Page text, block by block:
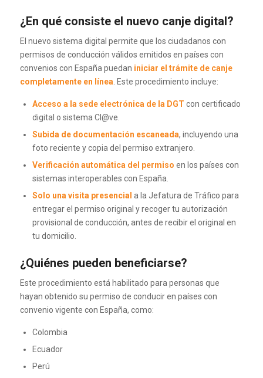
¿En qué consiste el nuevo canje digital?
El nuevo sistema digital permite que los ciudadanos con
permisos de conducción válidos emitidos en países con
convenios con España puedan iniciar el trámite de canje
completamente en línea. Este procedimiento incluye:
Acceso a la sede electrónica de la DGT con certificado
digital o sistema Cl@ve.
Subida de documentación escaneada, incluyendo una
foto reciente y copia del permiso extranjero.
Verificación automática del permiso en los países con
sistemas interoperables con España.
Solo una visita presencial a la Jefatura de Tráfico para
entregar el permiso original y recoger tu autorización
provisional de conducción, antes de recibir el original en
tu domicilio.
¿Quiénes pueden beneficiarse?
Este procedimiento está habilitado para personas que
hayan obtenido su permiso de conducir en países con
convenio vigente con España, como:
Colombia
Ecuador
Perú